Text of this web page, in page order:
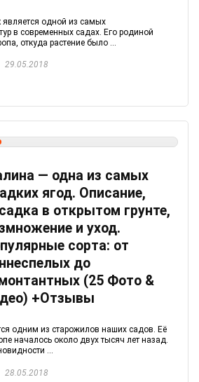
одной из самых
в современных садах. Его родиной
откуда растение было ...
29.05.2018
— одна из самых
ягод. Описание,
в открытом грунте,
и уход.
сорта: от
до
(25 Фото &
+Отзывы
одним из старожилов наших садов. Её
началось около двух тысяч лет назад.
...
28.05.2018